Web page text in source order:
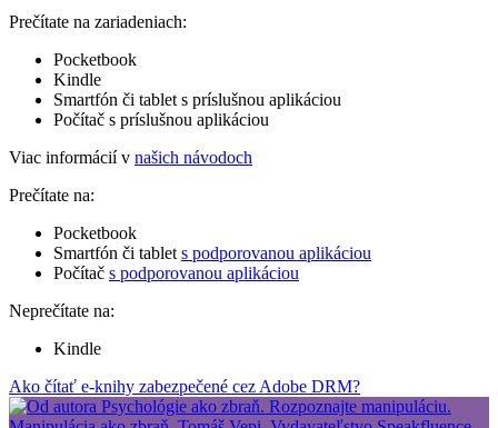
Prečítate na zariadeniach:
Pocketbook
Kindle
Smartfón či tablet s príslušnou aplikáciou
Počítač s príslušnou aplikáciou
Viac informácií v našich návodoch
Prečítate na:
Pocketbook
Smartfón či tablet s podporovanou aplikáciou
Počítač s podporovanou aplikáciou
Neprečítate na:
Kindle
Ako čítať e-knihy zabezpečené cez Adobe DRM?